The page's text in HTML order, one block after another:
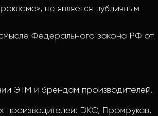
не является публичным
Федерального закона РФ от
ЭТМ и брендам производителей.
DKC, Промрукав,